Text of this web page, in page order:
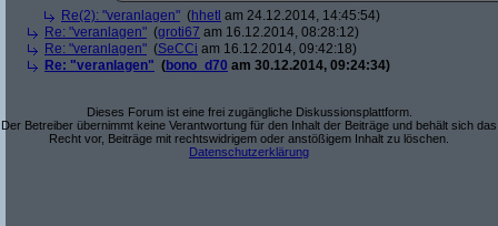
Re(2): "veranlagen" (hhetl am 24.12.2014, 14:45:54)
Re: "veranlagen" (groti67 am 16.12.2014, 08:28:12)
Re: "veranlagen" (SeCCi am 16.12.2014, 09:42:18)
Re: "veranlagen" (bono_d70 am 30.12.2014, 09:24:34)
Dieses Forum ist eine frei zugängliche Diskussionsplattform.
Der Betreiber übernimmt keine Verantwortung für den Inhalt der Beiträge und behält sich das
Recht vor, Beiträge mit rechtswidrigem oder anstößigem Inhalt zu löschen.
Datenschutzerklärung